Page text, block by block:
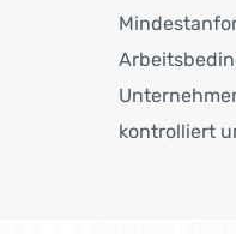
kontrolliert